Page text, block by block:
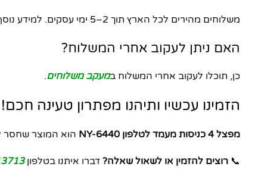
משלוחים מהירים לכל הארץ תוך 2–5 ימי עסקים. למידע נוסף:
האם ניתן לעקוב אחרי המשלוח?
כן, תוכלו לעקוב אחרי המשלוח במעקב משלוחים.
הזמינו עכשיו ותיהנו מפתרון טעינה חכם!
מפצל 4 כניסות מעמד לטלפון NY-6440 הוא המוצר שחסר
📞 רוצים להזמין או לשאול שאלה? דברו איתנו בטלפון